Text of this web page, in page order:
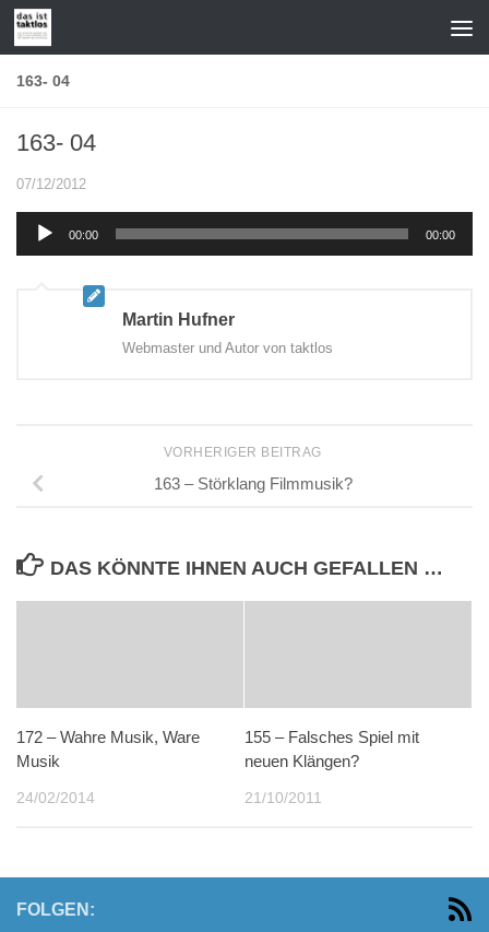
Zum Inhalt springen
163- 04
163- 04
07/12/2012
Audio-
00:00 00:00
Martin Hufner
Webmaster und Autor von taktlos
VORHERIGER BEITRAG
163 – Störklang Filmmusik?
DAS KÖNNTE IHNEN AUCH GEFALLEN …
172 – Wahre Musik, Ware
Musik
24/02/2014
155 – Falsches Spiel mit
neuen Klängen?
21/10/2011
FOLGEN: